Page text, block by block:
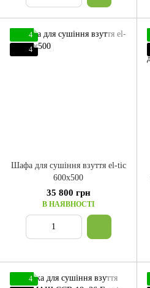
4
4
Шафа для сушіння взуття el-tic
600x500
35 800 грн
В НАЯВНОСТІ
4